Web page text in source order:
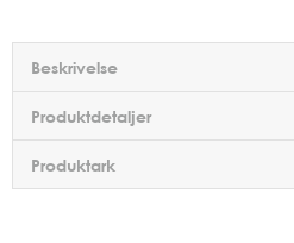
Beskrivelse
Produktdetaljer
Produktark